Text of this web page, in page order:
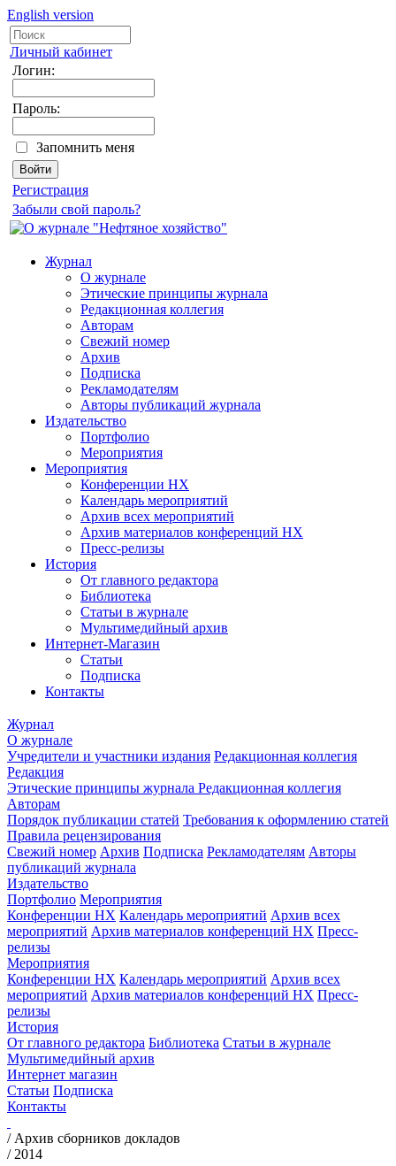
English version
Личный кабинет
Логин:
Пароль:
Запомнить меня
Регистрация
Забыли свой пароль?
Журнал
О журнале
Этические принципы журнала
Редакционная коллегия
Авторам
Свежий номер
Архив
Подписка
Рекламодателям
Авторы публикаций журнала
Издательство
Портфолио
Мероприятия
Мероприятия
Конференции НХ
Календарь мероприятий
Архив всех мероприятий
Архив материалов конференций НХ
Пресс-релизы
История
От главного редактора
Библиотека
Статьи в журнале
Мультимедийный архив
Интернет-Магазин
Статьи
Подписка
Контакты
Журнал
О журнале
Учредители и участники издания Редакционная коллегия
Редакция
Этические принципы журнала Редакционная коллегия
Авторам
Порядок публикации статей Требования к оформлению статей
Правила рецензирования
Свежий номер Архив Подписка Рекламодателям Авторы
публикаций журнала
Издательство
Портфолио Мероприятия
Конференции НХ Календарь мероприятий Архив всех
мероприятий Архив материалов конференций НХ Пресс-
релизы
Мероприятия
Конференции НХ Календарь мероприятий Архив всех
мероприятий Архив материалов конференций НХ Пресс-
релизы
История
От главного редактора Библиотека Статьи в журнале
Мультимедийный архив
Интернет магазин
Статьи Подписка
Контакты
/ Архив cборников докладов
/ 2014